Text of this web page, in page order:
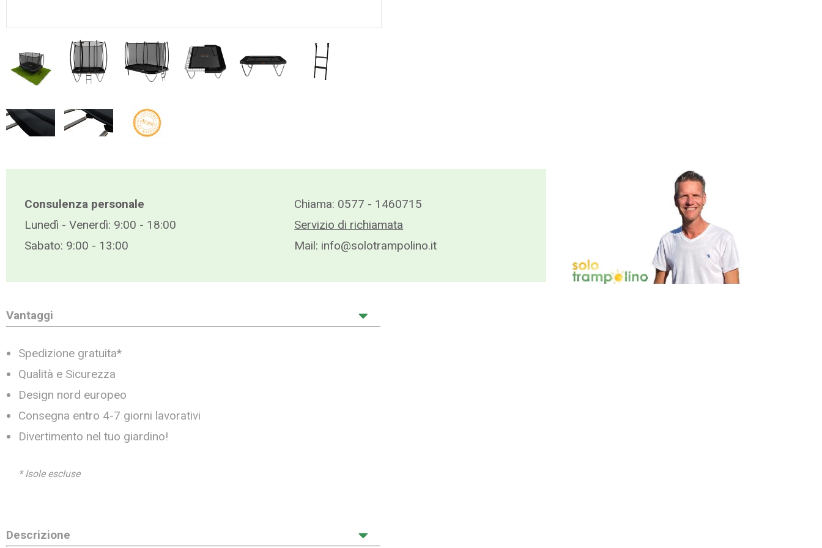
Consulenza personale
Lunedì - Venerdì: 9:00 - 18:00
Sabato: 9:00 - 13:00
Chiama: 0577 - 1460715
Servizio di richiamata
Mail: info@solotrampolino.it
Vantaggi
Spedizione gratuita*
Qualità e Sicurezza
Design nord europeo
Consegna entro 4-7 giorni lavorativi
Divertimento nel tuo giardino!
* Isole escluse
Descrizione